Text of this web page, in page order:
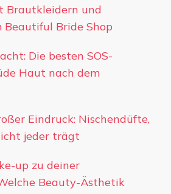
Brautkleidern und
Beautiful Bride Shop
Die besten SOS-
Haut nach dem
Eindruck: Nischendüfte,
jeder trägt
up zu deiner
Beauty-Ästhetik